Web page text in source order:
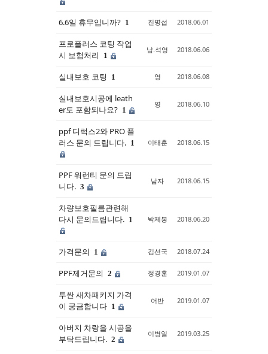
6.6일 휴무입니까? 1 진명섭 2018.06.01
프로플러스 코팅 작업
시 보험처리
1
남.석영 2018.06.06
실내보호 코팅 1 영 2018.06.08
실내보호시공에 leath
er도 포함되나요? 1
영 2018.06.10
ppf 디럭스2와 PRO 플
러스 문의 드립니다. 1 이태훈 2018.06.15
PPF 워런티 문의 드립
니다. 3
남자 2018.06.15
차량보호필름관련해
다시 문의드립니다. 1 박제봉 2018.06.20
가격문의 1 김선국 2018.07.24
PPF제거문의 2 정경훈 2019.01.07
투싼 새차패키지 가격
이 궁금합니다 1
어반 2019.01.07
아버지 차량을 시공을
부탁드립니다. 2
이병일 2019.03.25